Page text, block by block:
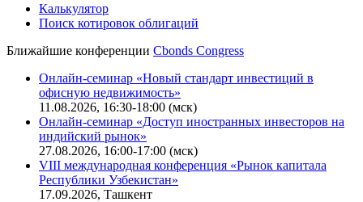
Калькулятор
Поиск котировок облигаций
Ближайшие конференции Cbonds Congress
Онлайн-семинар «Новый стандарт инвестиций в
офисную недвижимость»
11.08.2026, 16:30-18:00 (мск)
Онлайн-семинар «Доступ иностранных инвесторов на
индийский рынок»
27.08.2026, 16:00-17:00 (мск)
VIII международная конференция «Рынок капитала
Республики Узбекистан»
17.09.2026, Ташкент